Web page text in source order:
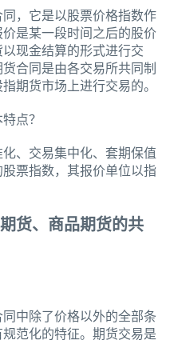
，它是以股票价格指数作
是某一段时间之后的股价
现金结算的形式进行交
合同是由各交易所共同制
期货市场上进行交易的。
点？
、交易集中化、套期保值
票指数，其报价单位以指
货、商品期货的共
中除了价格以外的全部条
范化的特征。期货交易是